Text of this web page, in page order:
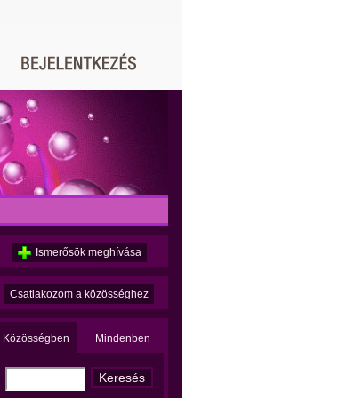
Ismerősök meghívása
Csatlakozom a közösséghez
Közösségben Mindenben